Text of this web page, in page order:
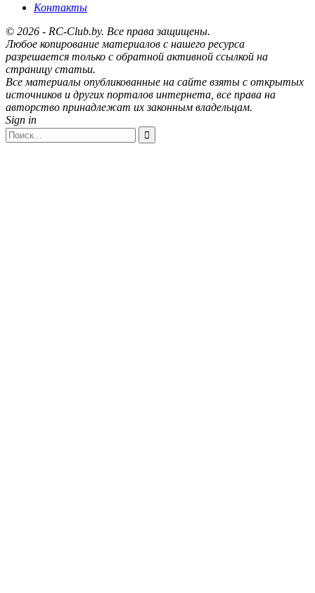
Контакты
© 2026 - RC-Club.by. Все права защищены.
Любое копирование материалов с нашего ресурса
разрешается только с обратной активной ссылкой на
страницу статьи.
Все материалы опубликованные на сайте взяты с открытых
источников и других порталов интернета, все права на
авторство принадлежат их законным владельцам.
Sign in